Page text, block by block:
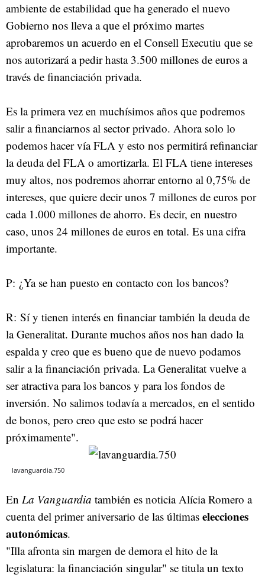
ambiente de estabilidad que ha generado el nuevo
Gobierno nos lleva a que el próximo martes
aprobaremos un acuerdo en el Consell Executiu que se
nos autorizará a pedir hasta 3.500 millones de euros a
través de financiación privada.
Es la primera vez en muchísimos años que podremos
salir a financiarnos al sector privado. Ahora solo lo
podemos hacer vía FLA y esto nos permitirá refinanciar
la deuda del FLA o amortizarla. El FLA tiene intereses
muy altos, nos podremos ahorrar entorno al 0,75% de
intereses, que quiere decir unos 7 millones de euros por
cada 1.000 millones de ahorro. Es decir, en nuestro
caso, unos 24 millones de euros en total. Es una cifra
importante.
P: ¿Ya se han puesto en contacto con los bancos?
R: Sí y tienen interés en financiar también la deuda de
la Generalitat. Durante muchos años nos han dado la
espalda y creo que es bueno que de nuevo podamos
salir a la financiación privada. La Generalitat vuelve a
ser atractiva para los bancos y para los fondos de
inversión. No salimos todavía a mercados, en el sentido
de bonos, pero creo que esto se podrá hacer
próximamente".
lavanguardia.750
En La Vanguardia también es noticia Alícia Romero a
cuenta del primer aniversario de las últimas elecciones
autonómicas.
"Illa afronta sin margen de demora el hito de la
legislatura: la financiación singular" se titula un texto